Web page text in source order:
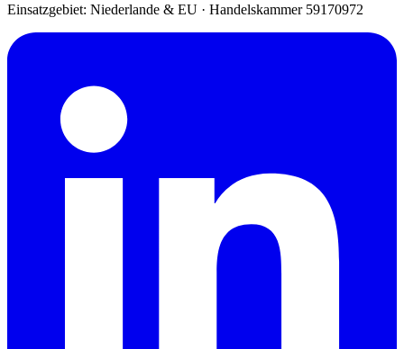
Einsatzgebiet: Niederlande & EU · Handelskammer 59170972